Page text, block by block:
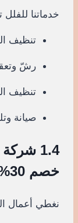
خدماتنا
تنظيف
رشّ
تنظيف
صيانة
1.4
خصم 30%
نغطي أعمال